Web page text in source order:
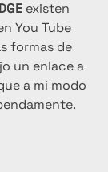
existen
You Tube
formas de
un enlace a
a mi modo